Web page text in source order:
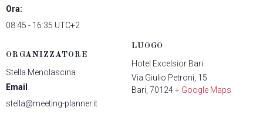
Ora:
08:45 - 16:35 UTC+2
ORGANIZZATORE
Stella Menolascina
Email
stella@meeting-planner.it
LUOGO
Hotel Excelsior Bari
Via Giulio Petroni, 15
Bari, 70124+ Google Maps